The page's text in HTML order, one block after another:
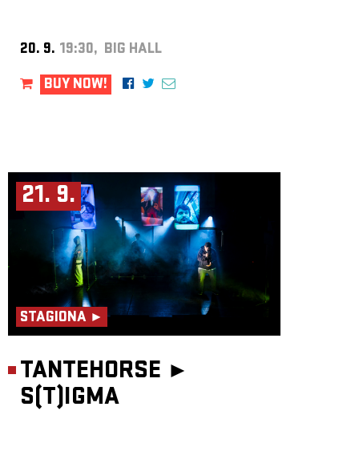
20. 9. 19:30, BIG HALL
BUY NOW!
21. 9.
STAGIONA ►
TANTEHORSE ►
S(T)IGMA